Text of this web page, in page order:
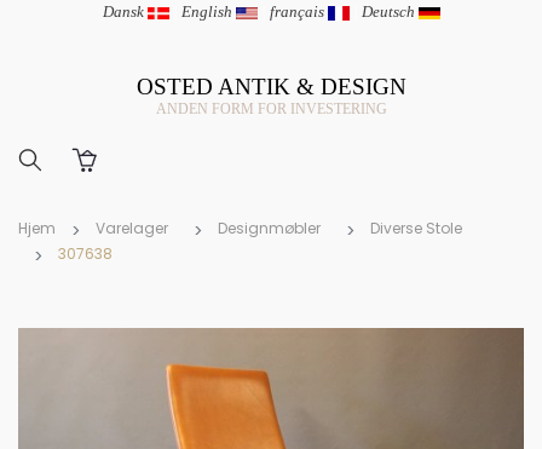
Dansk | English | français | Deutsch
OSTED ANTIK & DESIGN
ANDEN FORM FOR INVESTERING
Hjem Varelager Designmøbler
Diverse Stole
307638